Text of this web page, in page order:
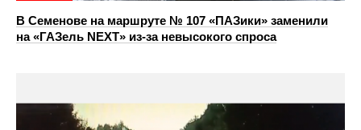
В Семенове на маршруте № 107 «ПАЗики» заменили
на «ГАЗель NEXT» из‑за невысокого спроса